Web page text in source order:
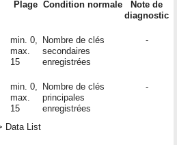
Plage Condition normale
Note de
diagnostic
min. 0,
max.
15
Nombre de clés
secondaires
enregistrées
-
min. 0,
max.
15
Nombre de clés
principales
enregistrées
-
Data List